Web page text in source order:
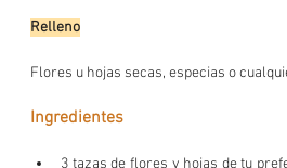
Relleno
Flores u hojas secas, especias o
Ingredientes